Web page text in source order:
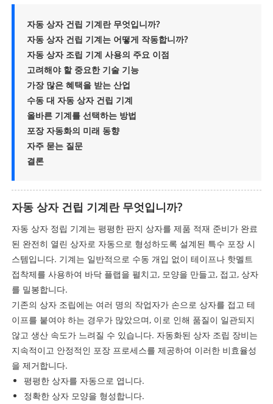
자동 상자 건립 기계란 무엇입니까?
자동 상자 건립 기계는 어떻게 작동합니까?
자동 상자 조립 기계 사용의 주요 이점
고려해야 할 중요한 기술 기능
가장 많은 혜택을 받는 산업
수동 대 자동 상자 건립 기계
올바른 기계를 선택하는 방법
포장 자동화의 미래 동향
자주 묻는 질문
결론
자동 상자 건립 기계란 무엇입니까?
자동 상자 정립 기계는 평평한 판지 상자를 제품 적재 준비가 완료
된 완전히 열린 상자로 자동으로 형성하도록 설계된 특수 포장 시
스템입니다. 기계는 일반적으로 수동 개입 없이 테이프나 핫멜트
접착제를 사용하여 바닥 플랩을 펼치고, 모양을 만들고, 접고, 상자
를 밀봉합니다.
기존의 상자 조립에는 여러 명의 작업자가 손으로 상자를 접고 테
이프를 붙여야 하는 경우가 많았으며, 이로 인해 품질이 일관되지
않고 생산 속도가 느려질 수 있습니다. 자동화된 상자 조립 장비는
지속적이고 안정적인 포장 프로세스를 제공하여 이러한 비효율성
을 제거합니다.
평평한 상자를 자동으로 엽니다.
정확한 상자 모양을 형성합니다.